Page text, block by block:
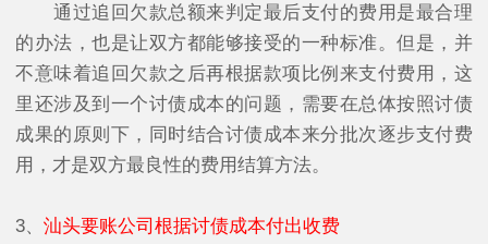
通过追回欠款总额来判定最后支付的费用是最合理
的办法，也是让双方都能够接受的一种标准。但是，并
不意味着追回欠款之后再根据款项比例来支付费用，这
里还涉及到一个讨债成本的问题，需要在总体按照讨债
成果的原则下，同时结合讨债成本来分批次逐步支付费
用，才是双方最良性的费用结算方法。
3、 汕头要账公司根据讨债成本付出收费